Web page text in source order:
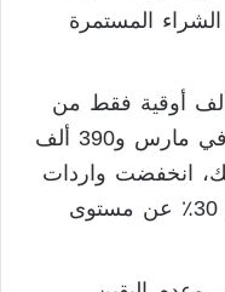
المستمرة
واشترى بنك الشعب الصيني 60 ألف أوقية فقط من
الذهب مقارنة بـ 160 ألف أوقية في مارس و390 ألف
انخفضت واردات
الصين من الذهب في أبريل بنحو 30٪ عن مستوى